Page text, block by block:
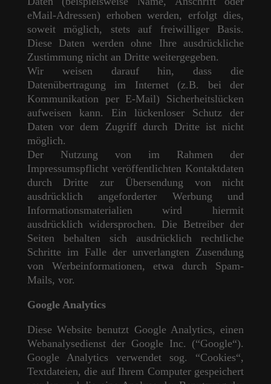
eMail-Adressen) erhoben werden, erfolgt dies,
soweit möglich, stets auf freiwilliger Basis.
Diese Daten werden ohne Ihre ausdrückliche
Zustimmung nicht an Dritte weitergegeben.
Wir weisen darauf hin, dass die
Datenübertragung im Internet (z.B. bei der
Kommunikation per E-Mail) Sicherheitslücken
aufweisen kann. Ein lückenloser Schutz der
Daten vor dem Zugriff durch Dritte ist nicht
möglich.
Der Nutzung von im Rahmen der
Impressumspflicht veröffentlichten Kontaktdaten
durch Dritte zur Übersendung von nicht
ausdrücklich angeforderter Werbung und
Informationsmaterialien wird hiermit
ausdrücklich widersprochen. Die Betreiber der
Seiten behalten sich ausdrücklich rechtliche
Schritte im Falle der unverlangten Zusendung
von Werbeinformationen, etwa durch Spam-
Mails, vor.
Google Analytics
Diese Website benutzt Google Analytics, einen
Webanalysedienst der Google Inc. (“Google“).
Google Analytics verwendet sog. “Cookies“,
Textdateien, die auf Ihrem Computer gespeichert